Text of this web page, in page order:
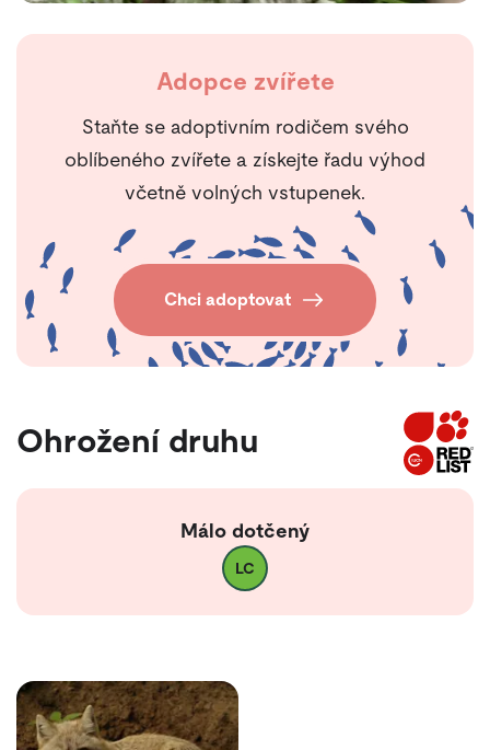
Adopce zvířete
Staňte se adoptivním rodičem svého
oblíbeného zvířete a získejte řadu výhod
včetně volných vstupenek.
Chci adoptovat
Ohrožení druhu
Málo dotčený
LC
Fotogalerie